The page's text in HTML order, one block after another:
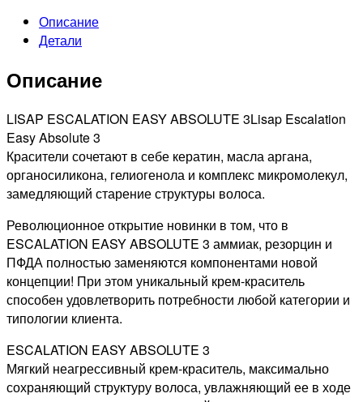
ABSOLUTE
ТОНИРУЮЩАЯ
ДЛЯ
ШАТЕН
ЗОЛОТИСТЫЙ,
60МЛ
Описание
Детали
Описание
LISAP ESCALATION EASY ABSOLUTE 3Lisap Escalation
Easy Absolute 3
Красители сочетают в себе кератин, масла аргана,
органосиликона, гелиогенола и комплекс микромолекул,
замедляющий старение структуры волоса.
Революционное открытие новинки в том, что в
ESCALATION EASY ABSOLUTE 3 аммиак, резорцин и
ПФДА полностью заменяются компонентами новой
концепции! При этом уникальный крем-краситель
способен удовлетворить потребности любой категории и
типологии клиента.
ESCALATION EASY ABSOLUTE 3
Мягкий неагрессивный крем-краситель, максимально
сохраняющий структуру волоса, увлажняющий ее в ходе